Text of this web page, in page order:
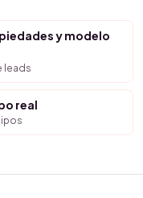
y modelo
leads
real